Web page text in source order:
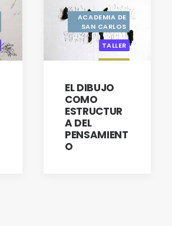
ACADEMIA DE
SAN CARLOS
TALLER
EL DIBUJO
COMO
ESTRUCTUR
A DEL
PENSAMIENT
O